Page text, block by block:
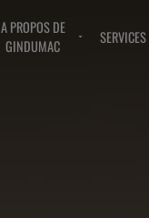
A PROPOS DE
GINDUMAC
SERVICES